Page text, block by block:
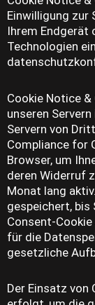
Einwilligung zur
Ihrem
Technologien
Cookie Notice
unseren
Servern von
Compliance for
Browser, um
deren Widerruf
Monat lang
gespeichert, bis
Consent-
für die
gesetzliche
Der Einsatz von